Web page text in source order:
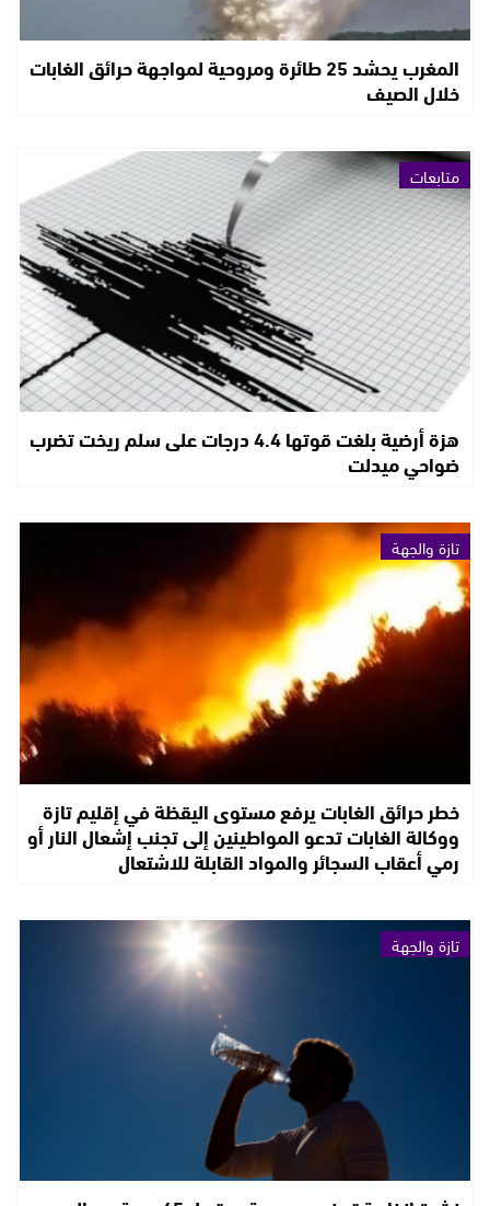
المغرب يحشد 25 طائرة ومروحية لمواجهة حرائق الغابات
خلال الصيف
متابعات
هزة أرضية بلغت قوتها 4.4 درجات على سلم ريخت تضرب
ضواحي ميدلت
تازة والجهة
خطر حرائق الغابات يرفع مستوى اليقظة في إقليم تازة
ووكالة الغابات تدعو المواطينين إلى تجنب إشعال النار أو
رمي أعقاب السجائر والمواد القابلة للاشتعال
تازة والجهة